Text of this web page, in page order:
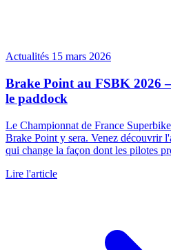
Actualités 15 mars 2026
Brake Point au FSBK 2026
le paddock
Le Championnat de France
Brake Point y sera. Venez découvrir
qui change la façon dont les pilotes
Lire l'article